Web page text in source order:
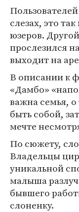
слезах, это
юзеров.
прослезился
выходит на
В описании к
«Дамбо»
важна семья,
быть собой,
мечте
По сюжету,
Владельцы
уникальной
малыша
бывшего
слоненку.